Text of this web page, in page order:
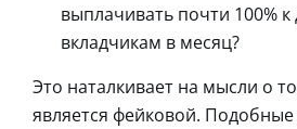
выплачивать почти 100%
вкладчикам в месяц?
Это наталкивает на мысли о
является фейковой.